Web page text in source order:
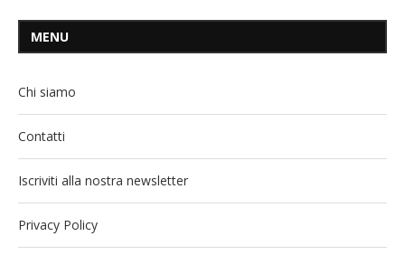
MENU
Chi siamo
Contatti
Iscriviti alla nostra newsletter
Privacy Policy